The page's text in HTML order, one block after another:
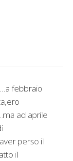
febbraio
ad aprile
perso il
il